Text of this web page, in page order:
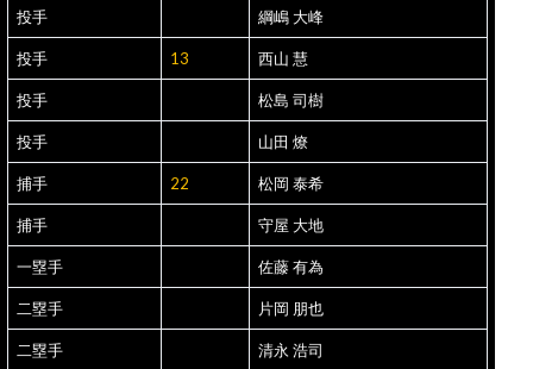
投手 綱嶋 大峰
投手 13 西山 慧
投手 松島 司樹
投手 山田 燎
捕手 22 松岡 泰希
捕手 守屋 大地
一塁手 佐藤 有為
二塁手 片岡 朋也
二塁手 清永 浩司